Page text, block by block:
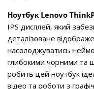
Ноутбук Lenovo
IPS дисплей, який
деталізоване
насолоджуватись
глибокими чорними та
робить цей ноутбук
відео та роботи з